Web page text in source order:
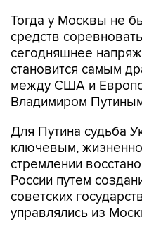
Тогда у Москвы не
средств
сегодняшнее
становится самым
между США и
Владимиром
Для Путина судьба
ключевым,
стремлении
России путем
советских
управлялись из